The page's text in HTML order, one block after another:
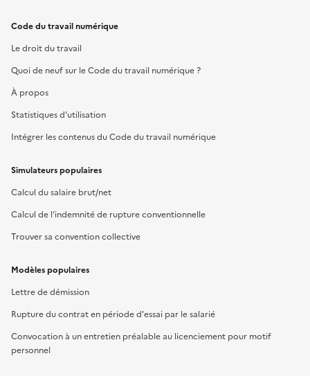
Code du travail numérique
Le droit du travail
Quoi de neuf sur le Code du travail numérique ?
À propos
Statistiques d'utilisation
Intégrer les contenus du Code du travail numérique
Simulateurs populaires
Calcul du salaire brut/net
Calcul de l'indemnité de rupture conventionnelle
Trouver sa convention collective
Modèles populaires
Lettre de démission
Rupture du contrat en période d'essai par le salarié
Convocation à un entretien préalable au licenciement pour motif
personnel